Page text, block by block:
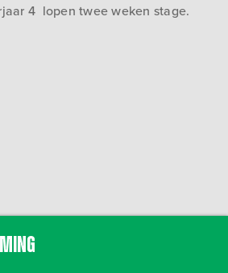
4 lopen twee weken stage.